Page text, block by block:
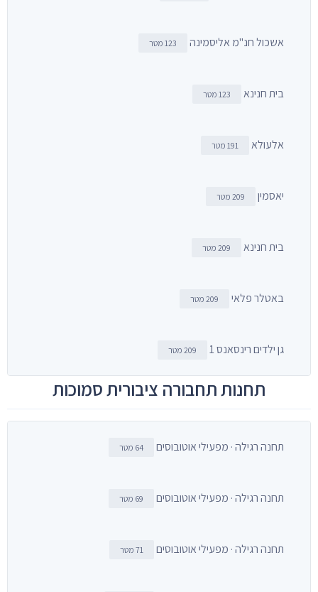
אשכול חנ"מ אליסמינה 123 מטר
בית חנינא 123 מטר
אלעולא 191 מטר
יאסמין 209 מטר
בית חנינא 209 מטר
באטלר פלאי 209 מטר
גן ילדים רינסאנס 1 209 מטר
תחנות תחבורה ציבורית סמוכות
תחנה רגילה · מפעילי אוטובוסים 64 מטר
תחנה רגילה · מפעילי אוטובוסים 69 מטר
תחנה רגילה · מפעילי אוטובוסים 71 מטר